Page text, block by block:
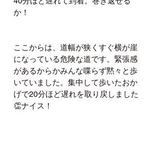
か！
ここからは、道幅が狭くすぐ横が崖
になっている危険な道です。緊張感
があるからかみんな喋らず黙々と歩
いていました。集中して歩いたおか
げで20分ほど遅れを取り戻しました
👏ナイス！